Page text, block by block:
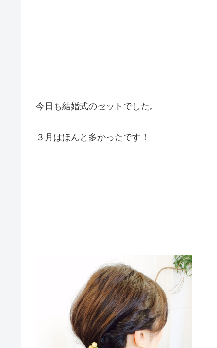
今日も結婚式のセットでした。
３月はほんと多かったです！